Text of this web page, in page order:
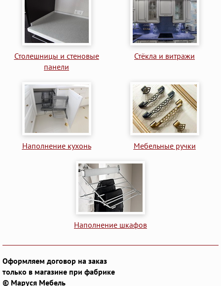
Столешницы и стеновые
панели
Стёкла и витражи
Наполнение кухонь Мебельные ручки
Наполнение шкафов
Оформляем договор на заказ
только в магазине при фабрике
© Маруся Мебель